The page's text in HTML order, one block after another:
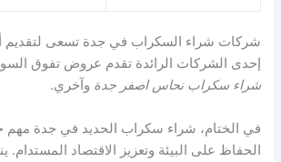
شركات شراء السكراب في جدة تسعى لتقديم
إحدى الشركات الرائدة تقدم عروض تفوق السوق
شراء سكراب نحاس اصفر جدة وآخري.
في الختام، شراء سكراب الحديد في جدة مهم
الحفاظ على البيئة وتعزيز الاقتصاد المستدام.